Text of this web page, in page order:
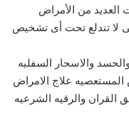
العديد من الأمراض
لا تندلع تحت أى تشخيص
والاسحار السفليه
المستعصيه علاج الامراض
والرقيه الشرعيه